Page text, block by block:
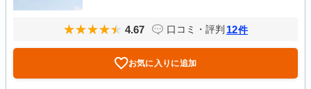
4.67 口コミ・評判 12件
お気に入りに追加